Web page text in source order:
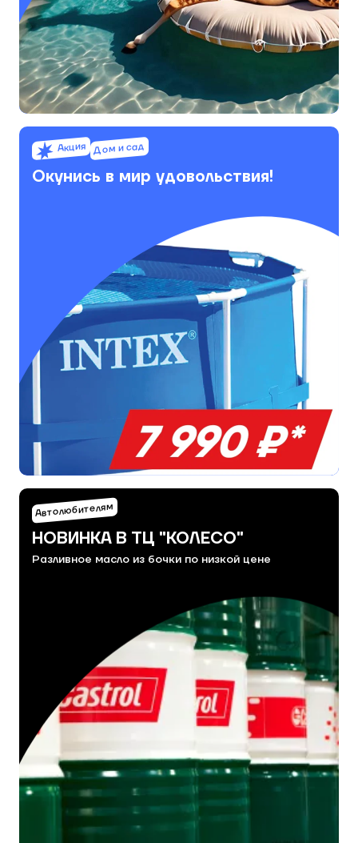
Акция Дом и сад
Окунись в мир удовольствия!
Автолюбителям
НОВИНКА В ТЦ "КОЛЕСО"
Разливное масло из бочки по низкой цене